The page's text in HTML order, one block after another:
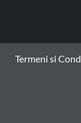
Termeni si